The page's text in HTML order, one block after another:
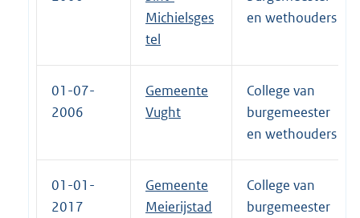
Michielsges
tel
en wethouders
01-07-
2006
Gemeente
Vught
College van
burgemeester
en wethouders
01-01-
2017
Gemeente
Meierijstad
College van
burgemeester